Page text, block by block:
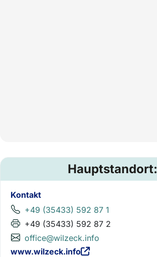
Hauptstandort:
Kontakt
+49 (35433) 592 87 1
+49 (35433) 592 87 2
office@wilzeck.info
www.wilzeck.info